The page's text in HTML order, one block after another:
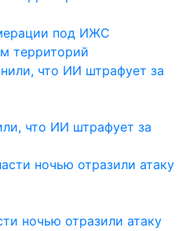
под ИЖС
территорий
что ИИ штрафует за
ночью отразили атаку